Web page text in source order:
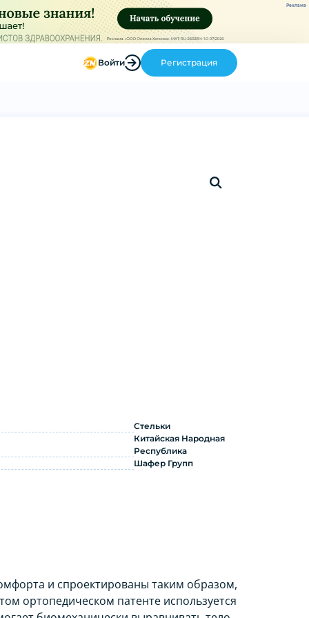
Реклама
Войти Регистрация
Стельки
Китайская Народная
Республика
Шафер Групп
и спроектированы таким образом,
ортопедическом патенте используется